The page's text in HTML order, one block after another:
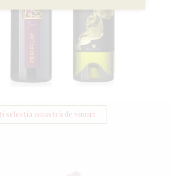
selecția noastră de vinuri